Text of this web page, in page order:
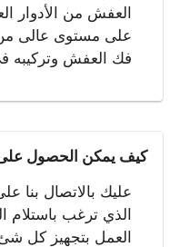
العفش من الأدوار
على مستوى عالى من
فك العفش وتركيبه
كيف يمكن الحصول
عليك بالاتصال بنا
الذي ترغب
العمل بتجهيز كل